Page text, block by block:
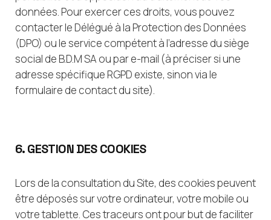
données. Pour exercer ces droits, vous pouvez
contacter le Délégué à la Protection des Données
(DPO) ou le service compétent à l’adresse du siège
social de B.D.M SA ou par e-mail (à préciser si une
adresse spécifique RGPD existe, sinon via le
formulaire de contact du site).
6. GESTION DES COOKIES
Lors de la consultation du Site, des cookies peuvent
être déposés sur votre ordinateur, votre mobile ou
votre tablette. Ces traceurs ont pour but de faciliter